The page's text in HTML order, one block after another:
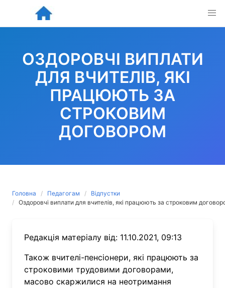
content
ОЗДОРОВЧІ ВИПЛАТИ
ДЛЯ ВЧИТЕЛІВ, ЯКІ
ПРАЦЮЮТЬ ЗА
СТРОКОВИМ
ДОГОВОРОМ
Головна Педагогам
Відпустки
Оздоровчі виплати для вчителів, які працюють за строковим
Редакція матеріалу від: 11.10.2021, 09:13
Також вчителі-пенсіонери, які працюють за
строковими трудовими договорами,
масово скаржилися на неотримання